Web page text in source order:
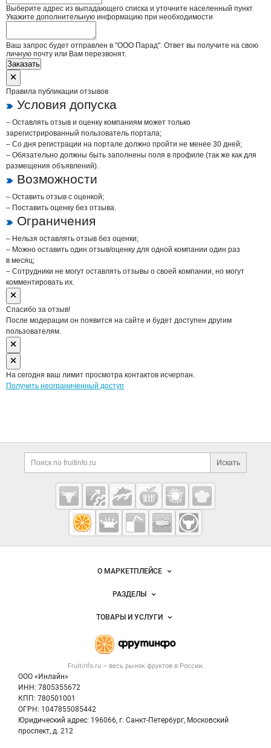
Выберите адрес из выпадающего списка и уточните населенный пункт
Укажите дополнительную информацию при необходимости
Ваш запрос будет отправлен в "ООО Парад". Ответ вы получите на свою
личную почту или Вам перезвонят.
Заказать
Правила публикации отзывов
Условия допуска
– Оставлять отзыв и оценку компаниям может только
зарегистрированный пользователь портала;
– Со дня регистрации на портале должно пройти не менее 30 дней;
– Обязательно должны быть заполнены поля в профиле (так же как для
размещения объявлений).
Возможности
– Оставить отзыв с оценкой;
– Поставить оценку без отзыва.
Ограничения
– Нельзя оставлять отзыв без оценки;
– Можно оставить один отзыв/оценку для одной компании один раз
в месяц;
– Сотрудники не могут оставлять отзывы о своей компании, но могут
комментировать их.
Спасибо за отзыв!
После модерации он появится на сайте и будет доступен другим
пользователям.
На сегодня ваш лимит просмотра контактов исчерпан.
Получить неограниченный доступ
Дополнительная информация
Поиск по сайту и
Искать
Cсылки на полезные проекты
Fruitinfo.ru
— рынок
фруктов
Важные разделы и контакты
Fruitinfo.ru – весь рынок фруктовв России.
ООО «Инлайн»
ИНН: 7805355672
КПП: 780501001
ОГРН: 1047855085442
Юридический адрес: 196066, г. Санкт-Петербург, Московский
проспект, д. 212
Навигация по сайтуО МАРКЕТПЛЕЙСЕ
Новости Fruitinfo.ru
Размещение рекламы
Публичная оферта
Контактная информация
Политика обработки персональных данных
РАЗДЕЛЫ
Объявления
Новости рынка
ТОВАРЫ И УСЛУГИ
Готовая продукция
Овощи
Фрукты